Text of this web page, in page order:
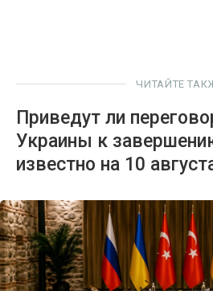
ЧИТАЙТЕ
Приведут ли
Украины к
известно на 10